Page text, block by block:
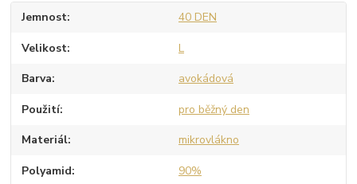
Jemnost 40 DEN
Velikost L
Barva avokádová
Použití pro běžný den
Materiál mikrovlákno
Polyamid 90%